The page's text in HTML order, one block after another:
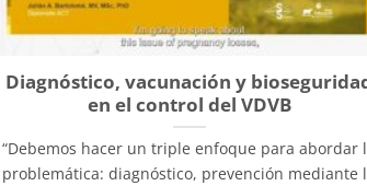
Diagnóstico, vacunación y
en el control del VDVB
“Debemos hacer un triple enfoque para abordar
problemática: diagnóstico, prevención mediante